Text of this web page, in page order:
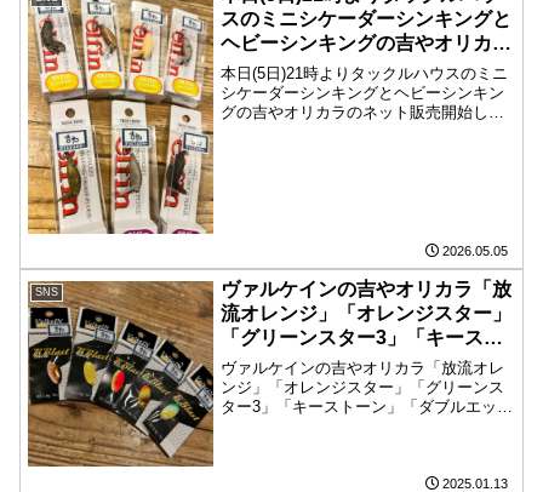
スのミニシケーダーシンキングと
ヘビーシンキングの吉やオリカラ
のネット販売開始しますのでよろ
しくお願いします。
本日(5日)21時よりタックルハウスのミニ
シケーダーシンキングとヘビーシンキン
グの吉やオリカラのネット販売開始しま
2026.05.05
SNS
ヴァルケインの吉やオリカラ「放
流オレンジ」「オレンジスター」
「グリーンスター3」「キースト
ーン」「ダブルエッジ」の5色を
本日より店頭販売開始しましたの
で宜しくお願いします。ネット販
ヴァルケインの吉やオリカラ「放流オレ
ンジ」「オレンジスター」「グリーンス
ター3」「キーストーン」「ダブルエッ
2025.01.13